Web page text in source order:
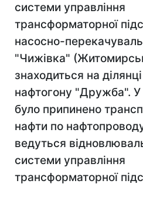
системи управління
трансформаторної
насосно-
"Чижівка"
знаходиться на
нафтогону "Дружба". У
було припинено
нафти по
ведуться
системи управління
трансформаторної